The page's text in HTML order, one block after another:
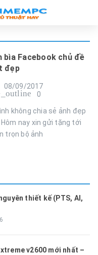
bìa Facebook chủ đề
đẹp
08/09/2017
0
không chia sẻ ảnh đẹp
nay xin gửi tặng tới
trọn bộ ảnh
thiết kế (PTS, AI,
v2600 mới nhất –